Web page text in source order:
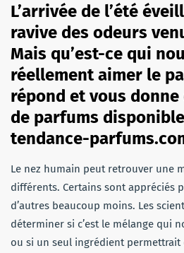
L’arrivée de l’été
ravive des odeurs
Mais qu’est-ce qui
réellement aimer le
répond et vous
de parfums
tendance-
Le nez humain peut retrouver une
différents. Certains sont appréciés
d’autres beaucoup moins. Les
déterminer si c’est le mélange qui
ou si un seul ingrédient permettrait